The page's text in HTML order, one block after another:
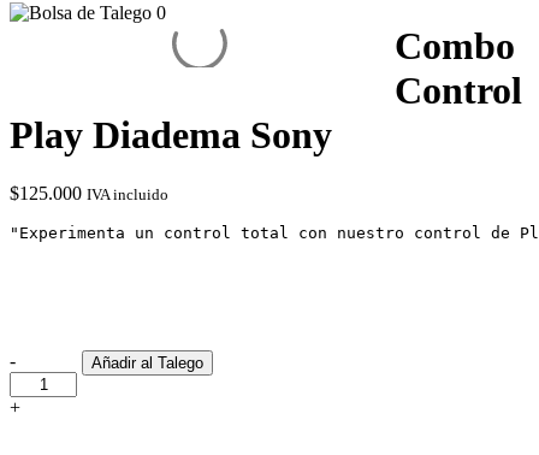
0
Combo
Control
Play Diadema Sony
$125.000 IVA incluido
"Experimenta un control total con nuestro control de
-
Combo
Control
+
Añadir al Talego